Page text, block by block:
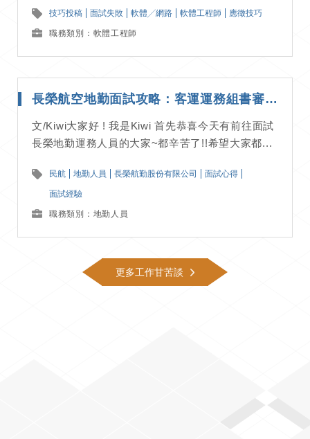
技巧投稿 面試失敗 軟體╱網路 軟體工程師 應徵技巧
職務類別：軟體工程師
長榮航空地勤面試攻略：客運運務組書審、面試流程詳解｜面試經驗分享
文/Kiwi大家好 ! 我是Kiwi 首先恭喜今天有前往面試
長榮地勤運務人員的大家~都辛苦了!!希望大家都...
民航 地勤人員 長榮航勤股份有限公司 面試心得
面試經驗
職務類別：地勤人員
更多工作甘苦談